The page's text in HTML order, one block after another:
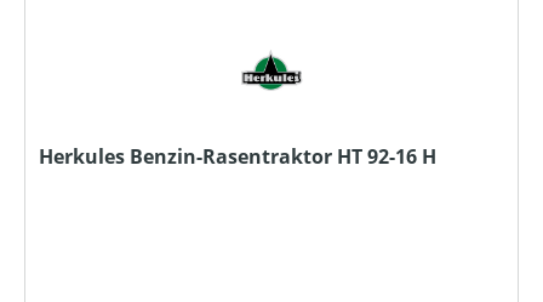
Herkules Benzin-Rasentraktor HT 92-16 H